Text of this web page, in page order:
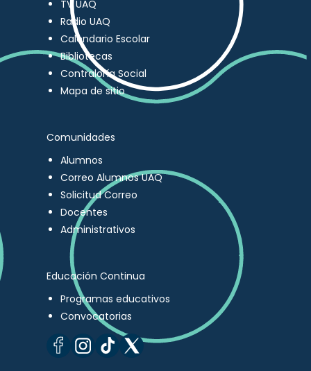
TV UAQ
Radio UAQ
Calendario Escolar
Bibliotecas
Contraloría Social
Mapa de sitio
Comunidades
Alumnos
Correo Alumnos UAQ
Solicitud Correo
Docentes
Administrativos
Educación Continua
Programas educativos
Convocatorias